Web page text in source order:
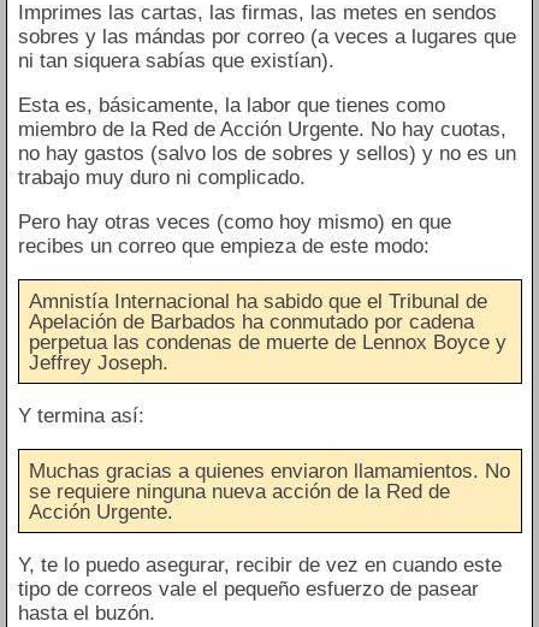
Imprimes las cartas, las firmas, las metes en sendos
sobres y las mándas por correo (a veces a lugares que
ni tan siquera sabías que existían).
Esta es, básicamente, la labor que tienes como
miembro de la Red de Acción Urgente. No hay cuotas,
no hay gastos (salvo los de sobres y sellos) y no es un
trabajo muy duro ni complicado.
Pero hay otras veces (como hoy mismo) en que
recibes un correo que empieza de este modo:
Amnistía Internacional ha sabido que el Tribunal de
Apelación de Barbados ha conmutado por cadena
perpetua las condenas de muerte de Lennox Boyce y
Jeffrey Joseph.
Y termina así:
Muchas gracias a quienes enviaron llamamientos. No
se requiere ninguna nueva acción de la Red de
Acción Urgente.
Y, te lo puedo asegurar, recibir de vez en cuando este
tipo de correos vale el pequeño esfuerzo de pasear
hasta el buzón.